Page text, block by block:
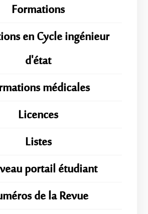
Formations
en Cycle ingénieur
d'état
médicales
Licences
Listes
portail étudiant
de la Revue